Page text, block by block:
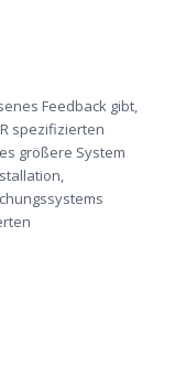
Feedback gibt,
spezifizierten
größere System